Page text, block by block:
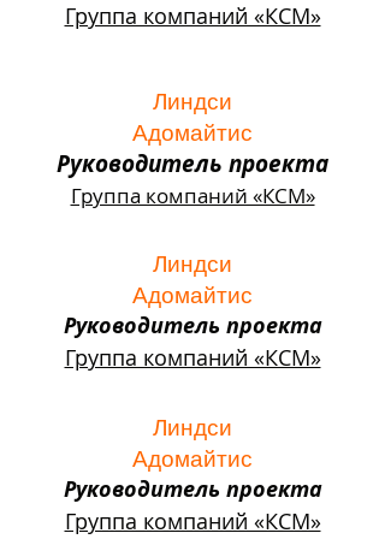
Группа компаний «КСМ»
Линдси
Адомайтис
Руководитель проекта
Группа компаний «КСМ»
Линдси
Адомайтис
Руководитель проекта
Группа компаний «КСМ»
Линдси
Адомайтис
Руководитель проекта
Группа компаний «КСМ»